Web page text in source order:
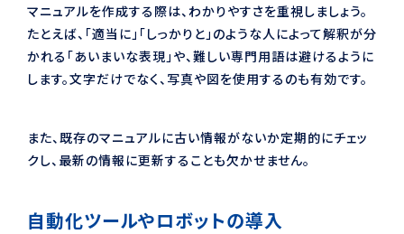
マニュアルを作成する際は、わかりやすさを重視しましょう。
たとえば、「適当に」「しっかりと」のような人によって解釈が分
かれる「あいまいな表現」や、難しい専門用語は避けるように
します。文字だけでなく、写真や図を使用するのも有効です。
また、既存のマニュアルに古い情報がないか定期的にチェッ
クし、最新の情報に更新することも欠かせません。
自動化ツールやロボットの導入